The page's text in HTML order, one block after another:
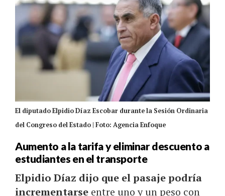
El diputado Elpidio Díaz Escobar durante la Sesión Ordinaria
del Congreso del Estado | Foto: Agencia Enfoque
Aumento a la tarifa y eliminar descuento a
estudiantes en el transporte
Elpidio Díaz dijo que el pasaje podría
incrementarse entre uno y un peso con